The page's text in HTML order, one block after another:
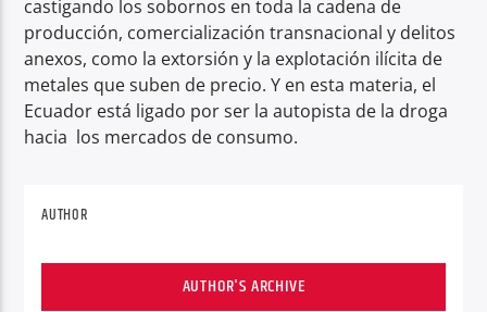
castigando los sobornos en toda la cadena de
producción, comercialización transnacional y delitos
anexos, como la extorsión y la explotación ilícita de
metales que suben de precio. Y en esta materia, el
Ecuador está ligado por ser la autopista de la droga
hacia los mercados de consumo.
AUTHOR
AUTHOR'S ARCHIVE